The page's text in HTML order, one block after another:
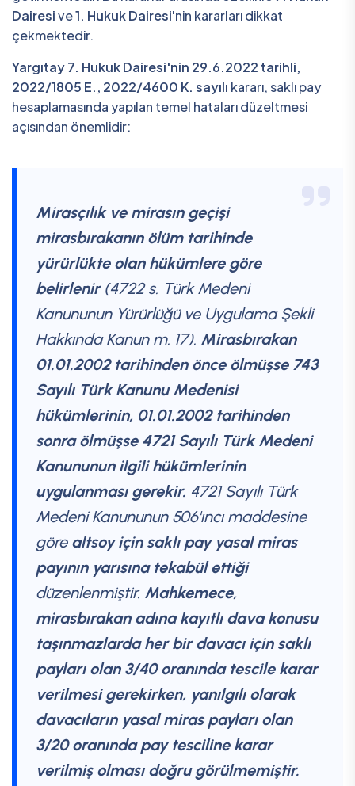
Dairesive1. Hukuk Dairesi'nin kararları dikkat
çekmektedir.
Yargıtay 7. Hukuk Dairesi'nin 29.6.2022 tarihli,
2022/1805 E., 2022/4600 K. sayılı kararı, saklı pay
hesaplamasında yapılan temel hataları düzeltmesi
açısından önemlidir:
Mirasçılık ve mirasın geçişi
mirasbırakanın ölüm tarihinde
yürürlükte olan hükümlere göre
belirlenir(4722 s. Türk Medeni
Kanununun Yürürlüğü ve Uygulama Şekli
Hakkında Kanun m. 17). Mirasbırakan
01.01.2002 tarihinden önce ölmüşse 743
Sayılı Türk Kanunu Medenisi
hükümlerinin, 01.01.2002 tarihinden
sonra ölmüşse 4721 Sayılı Türk Medeni
Kanununun ilgili hükümlerinin
uygulanması gerekir. 4721 Sayılı Türk
Medeni Kanununun 506'ıncı maddesine
göre altsoy için saklı pay yasal miras
payının yarısına tekabül ettiği
düzenlenmiştir. Mahkemece,
mirasbırakan adına kayıtlı dava konusu
taşınmazlarda her bir davacı için saklı
payları olan 3/40 oranında tescile karar
verilmesi gerekirken, yanılgılı olarak
davacıların yasal miras payları olan
3/20 oranında pay tesciline karar
verilmiş olması doğru görülmemiştir.